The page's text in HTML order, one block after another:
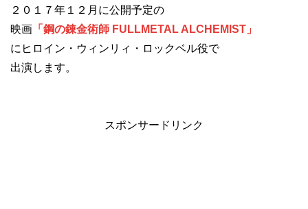
２０１７年１２月に公開予定の
映画 「鋼の錬金術師 FULLMETAL ALCHEMIST」
にヒロイン・ウィンリィ・ロックベル役で
出演します。
スポンサードリンク